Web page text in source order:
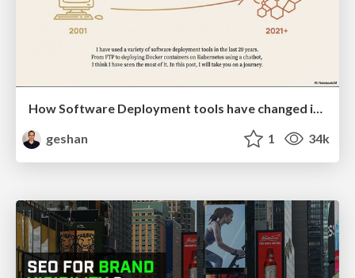
How Software Deployment tools have changed in the past 20 years
geshan
1 34k